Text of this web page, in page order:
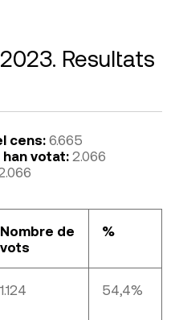
Resultats
cens: 6.665
votat:2.066
Nombre de
vots
%
1.124 54,4%